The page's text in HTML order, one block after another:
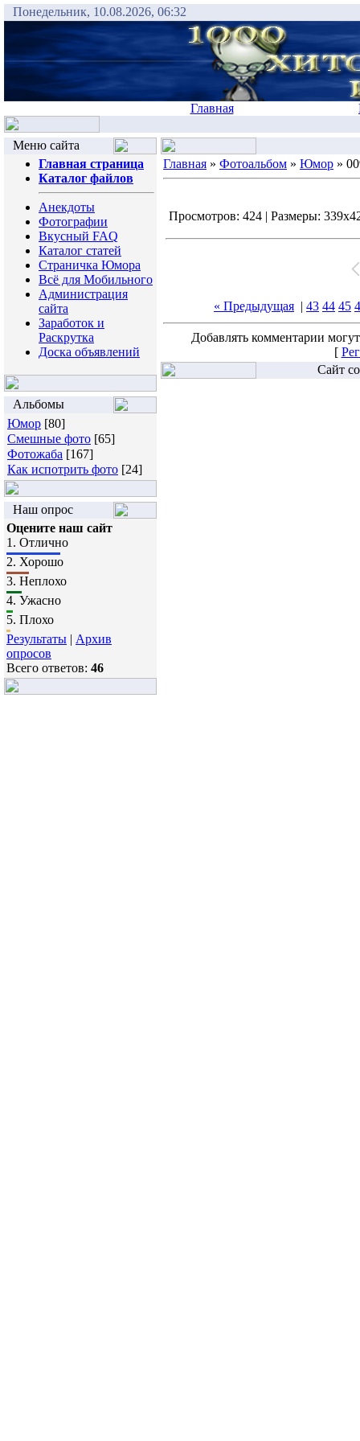
Понедельник, 10.08.2026, 06:32
Главная
Меню сайта
Главная страница
Каталог файлов
Анекдоты
Фотографии
Вкусный FAQ
Каталог статей
Страничка Юмора
Всё для Мобильного
Администрация
сайта
Заработок и
Раскрутка
Доска объявлений
Альбомы
Юмор [80]
Смешные фото [65]
Фотожаба [167]
Как испотрить фото [24]
Наш опрос
Оцените наш сайт
1. Отлично
2. Хорошо
3. Неплохо
4. Ужасно
5. Плохо
Результаты | Архив
опросов
Всего ответов: 46
Главная » Фотоальбом » Юмор »
Просмотров: 424 | Размеры:
« Предыдущая | 43 44 45
Добавлять комментарии
[
Сайт